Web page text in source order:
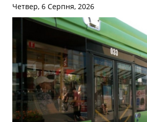
Четвер, 6 Серпня, 2026